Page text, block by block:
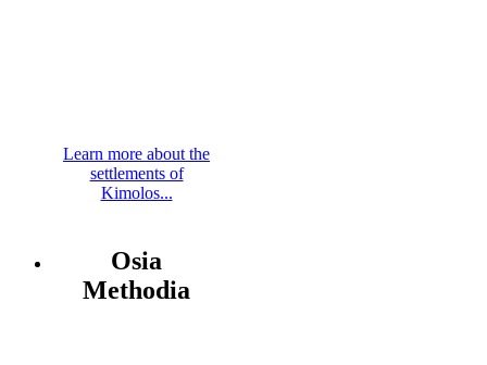
Learn more about the
settlements of
Kimolos...
Osia
Methodia